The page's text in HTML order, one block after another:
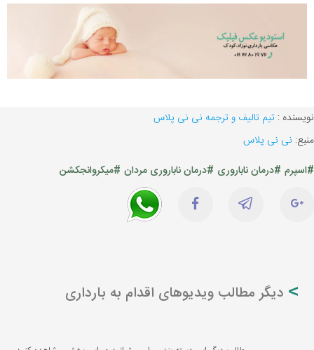
نویسنده : تیم تالیف و ترجمه نی نی پلاس
منبع: نی نی پلاس
#اسپرم #درمان ناباروری #درمان ناباروری مردان #میکروانجکشن
دیگر مطالب ویدیوهای اقدام به بارداری